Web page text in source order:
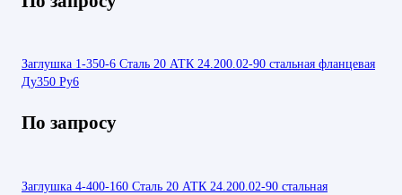
Заглушка 1-350-6 Сталь 20 АТК 24.200.02-90 стальная фланцевая
Ду350 Ру6
По запросу
Заглушка 4-400-160 Сталь 20 АТК 24.200.02-90 стальная